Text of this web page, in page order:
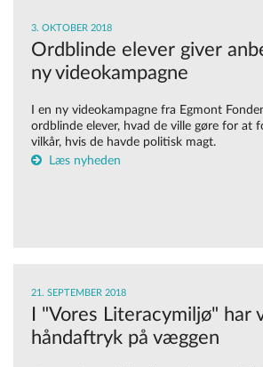
3. OKTOBER 2018
Ordblinde elever giver
ny videokampagne
I en ny videokampagne fra Egmont
ordblinde elever, hvad de ville gøre for at
vilkår, hvis de havde politisk magt.
Læs nyheden
21. SEPTEMBER 2018
I "Vores Literacymiljø" har
håndaftryk på væggen